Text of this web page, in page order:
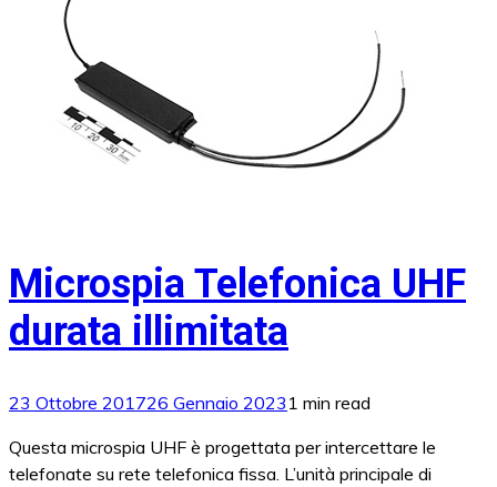
Microspia Telefonica UHF
durata illimitata
23 Ottobre 201726 Gennaio 2023 1 min read
Questa microspia UHF è progettata per intercettare le
telefonate su rete telefonica fissa. L’unità principale di